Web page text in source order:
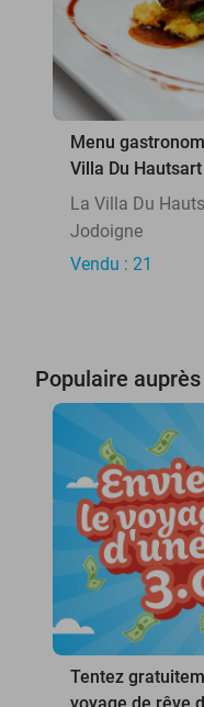
Menu
Villa Du Hautsart
La Villa Du
Jodoigne
Vendu : 21
Populaire
Tentez